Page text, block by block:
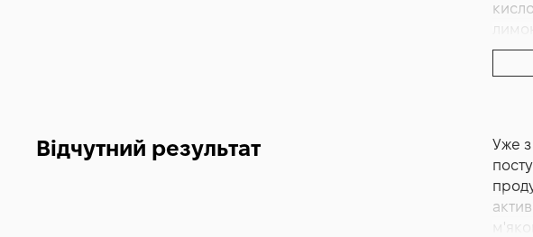
шар.
Відчутний результат
Уже